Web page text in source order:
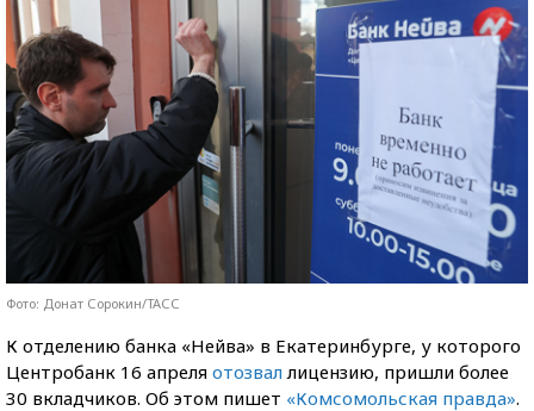
Фото: Донат Сорокин/ТАСС
К отделению банка «Нейва» в Екатеринбурге, у которого
Центробанк 16 апреля отозвал лицензию, пришли более
30 вкладчиков. Об этом пишет «Комсомольская правда».